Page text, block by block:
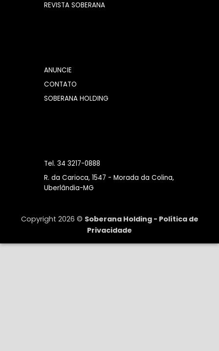
REVISTA SOBERANA
ANUNCIE
CONTATO
SOBERANA HOLDING
Tel. 34 3217-0888
R. da Carioca, 1547 - Morada da Colina,
Uberlândia-MG
Copyright 2026 © Soberana Holding - Política de
Privacidade